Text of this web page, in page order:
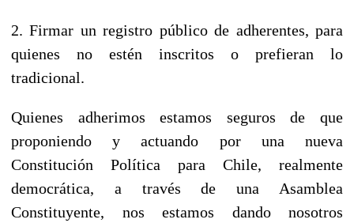
2. Firmar un registro público de adherentes, para
quienes no estén inscritos o prefieran lo
tradicional.
Quienes adherimos estamos seguros de que
proponiendo y actuando por una nueva
Constitución Política para Chile, realmente
democrática, a través de una Asamblea
Constituyente, nos estamos dando nosotros